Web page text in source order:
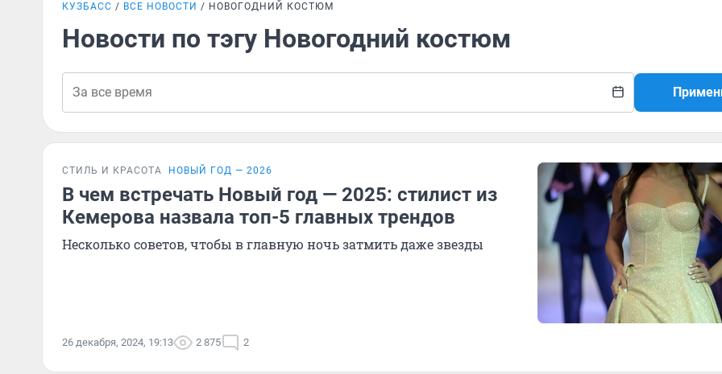
КУЗБАСС ВСЕ НОВОСТИ НОВОГОДНИЙ КОСТЮМ
Новости по тэгу Новогодний костюм
СТИЛЬ И КРАСОТА НОВЫЙ ГОД — 2026
В чем встречать Новый год — 2025: стилист из
Кемерова назвала топ-5 главных трендов
Несколько советов, чтобы в главную ночь затмить даже звезды
26 декабря, 2024, 19:13 2 875 2